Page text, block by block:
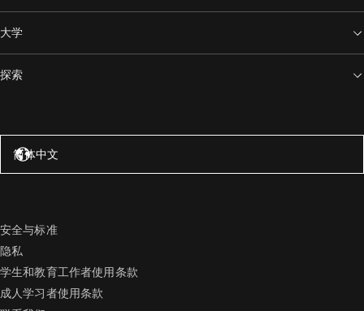
大学
探索
简体中文
安全与标准
隐私
学生和教育工作者使用条款
成人学习者使用条款